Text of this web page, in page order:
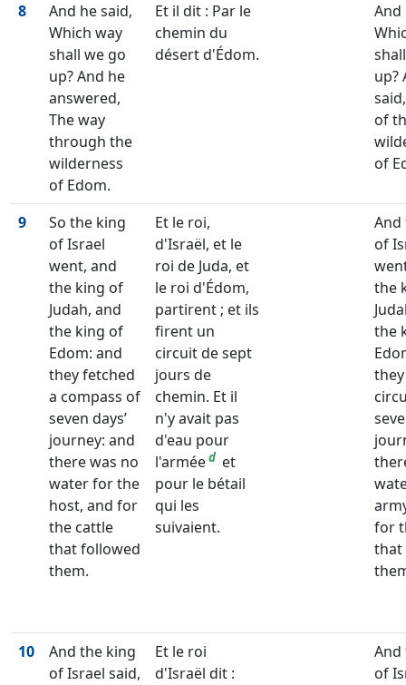
8
And he said,
Which way
shall we go
up? And he
answered,
The way
through the
wilderness
of Edom.
Et il dit : Par le
chemin du
désert d'Édom.
And
up?
of
of
9
So the king
of Israel
went, and
the king of
Judah, and
the king of
Edom: and
they fetched
a compass of
seven days’
journey: and
there was no
water for the
host, and for
the cattle
that followed
them.
Et le roi,
d'Israël, et le
roi de Juda, et
le roi d'Édom,
partirent ; et ils
firent un
circuit de sept
jours de
chemin. Et il
n'y avait pas
d'eau pour
l'arméed et
pour le bétail
qui les
suivaient.
And
of
the
the
for
that
10
And the king
of Israel said,
Et le roi
d'Israël dit :
And
of